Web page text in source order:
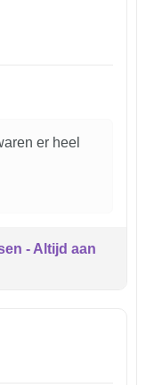
er heel
- Altijd aan